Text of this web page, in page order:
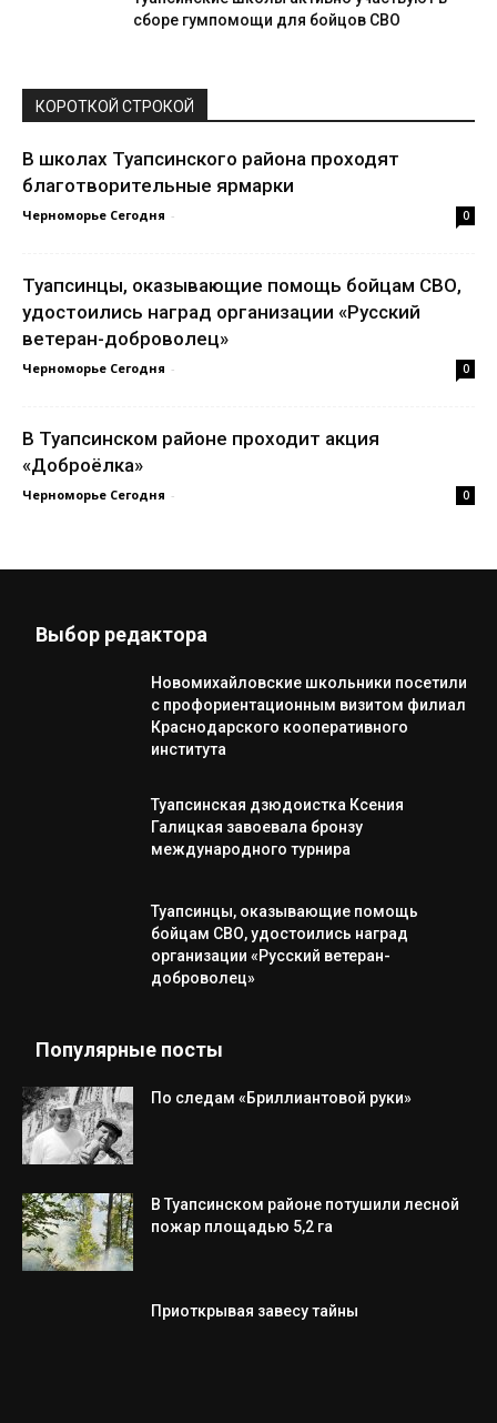
сборе гумпомощи для бойцов СВО
КОРОТКОЙ СТРОКОЙ
В школах Туапсинского района проходят
благотворительные ярмарки
Черноморье Сегодня - 0
Туапсинцы, оказывающие помощь бойцам СВО,
удостоились наград организации «Русский
ветеран-доброволец»
Черноморье Сегодня - 0
В Туапсинском районе проходит акция
«Доброёлка»
Черноморье Сегодня - 0
Выбор редактора
Новомихайловские школьники посетили
с профориентационным визитом филиал
Краснодарского кооперативного
института
Туапсинская дзюдоистка Ксения
Галицкая завоевала бронзу
международного турнира
Туапсинцы, оказывающие помощь
бойцам СВО, удостоились наград
организации «Русский ветеран-
доброволец»
Популярные посты
По следам «Бриллиантовой руки»
В Туапсинском районе потушили лесной
пожар площадью 5,2 га
Приоткрывая завесу тайны